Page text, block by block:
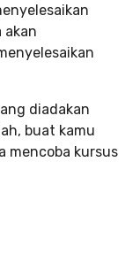
akan
diadakan
buat kamu
mencoba kursus